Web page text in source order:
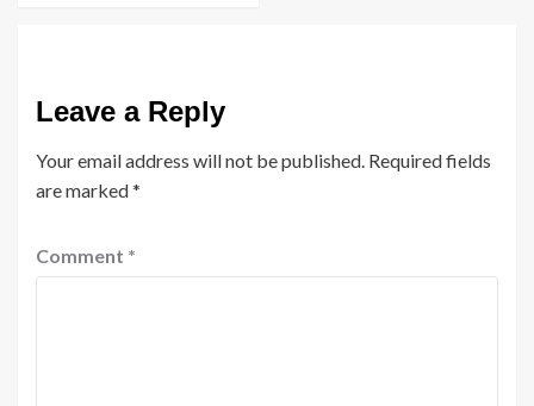
Leave a Reply
Your email address will not be published. Required fields
are marked*
Comment *